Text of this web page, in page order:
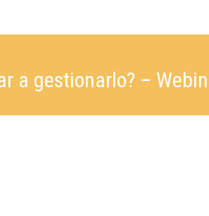
a gestionarlo? –